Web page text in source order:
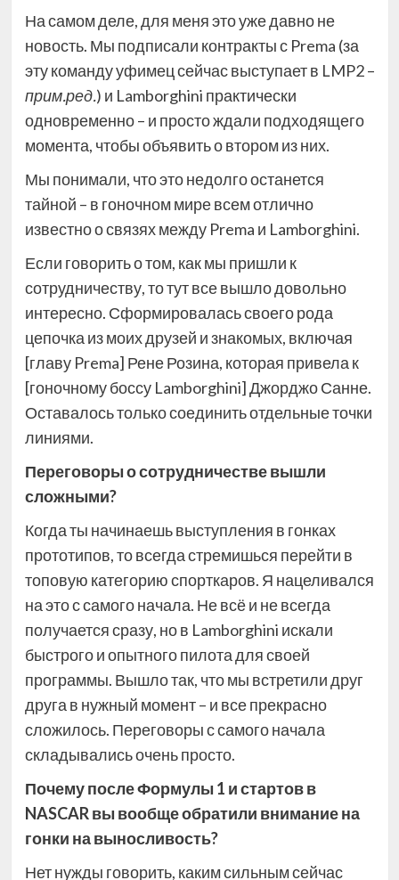
На самом деле, для меня это уже давно не
новость. Мы подписали контракты с Prema (за
эту команду уфимец сейчас выступает в LMP2 –
прим.ред.) и Lamborghini практически
одновременно – и просто ждали подходящего
момента, чтобы объявить о втором из них.
Мы понимали, что это недолго останется
тайной – в гоночном мире всем отлично
известно о связях между Prema и Lamborghini.
Если говорить о том, как мы пришли к
сотрудничеству, то тут все вышло довольно
интересно. Сформировалась своего рода
цепочка из моих друзей и знакомых, включая
[главу Prema] Рене Розина, которая привела к
[гоночному боссу Lamborghini] Джорджо Санне.
Оставалось только соединить отдельные точки
линиями.
Переговоры о сотрудничестве вышли
сложными?
Когда ты начинаешь выступления в гонках
прототипов, то всегда стремишься перейти в
топовую категорию спорткаров. Я нацеливался
на это с самого начала. Не всё и не всегда
получается сразу, но в Lamborghini искали
быстрого и опытного пилота для своей
программы. Вышло так, что мы встретили друг
друга в нужный момент – и все прекрасно
сложилось. Переговоры с самого начала
складывались очень просто.
Почему после Формулы 1 и стартов в
NASCAR вы вообще обратили внимание на
гонки на выносливость?
Нет нужды говорить, каким сильным сейчас